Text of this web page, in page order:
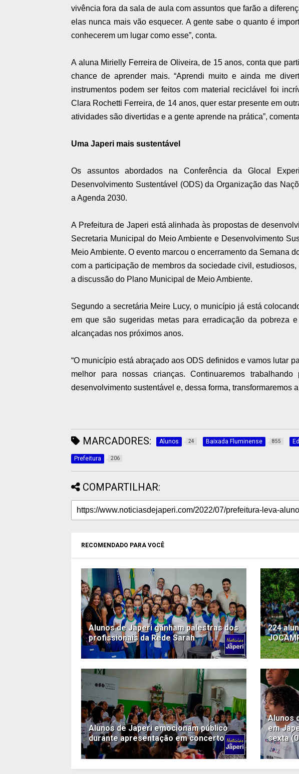
vivência fora da sala de aula com assuntos que farão a
elas nunca mais vão esquecer. A gente sabe o quanto é
conhecerem um lugar como esse”, conta.
A aluna Mirielly Ferreira de Oliveira, de 15 anos, conta que
chance de aprender mais. “Aprendi muito e ainda me
instrumentos podem ser feitos com material reciclável foi
Clara Rochetti Ferreira, de 14 anos, quer estar presente em
atividades são divertidas e a gente aprende na prática”,
Uma Japeri mais sustentável
Os assuntos abordados na Conferência da Glocal
Desenvolvimento Sustentável (ODS) da Organização das
a Agenda 2030.
A Prefeitura de Japeri está alinhada às propostas de
Secretaria Municipal do Meio Ambiente e Desenvolvimento
Meio Ambiente. O evento marcou o encerramento da Semana
com a participação de membros da sociedade civil,
a discussão do Plano Municipal de Meio Ambiente.
Segundo a secretária Meire Lucy, o município já está
em que são sugeridas metas para erradicação da pobreza
alcançadas nos próximos anos.
“O município está abraçado aos ODS definidos e vamos lutar
melhor para nossas crianças. Continuaremos
desenvolvimento sustentável e, dessa forma, transformaremos
MARCADORES: Alunos 24 Baixada Fluminense 855
Prefeitura 206
COMPARTILHAR:
RECOMENDADO PARA VOCÊ
Alunos de Japeri ganham palestras dos
profissionais da Rede Sarah
224
Alunos de Japeri emocionam público
durante apresentação em concerto
Alunos
em
sexta